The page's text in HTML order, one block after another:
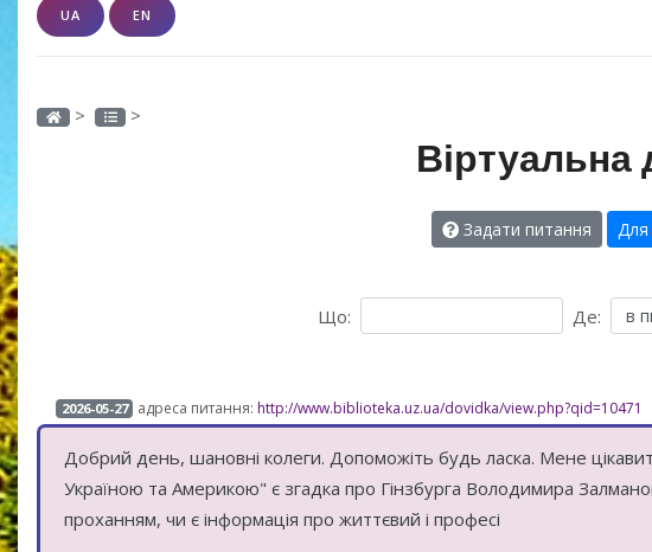
UA EN
> >
Віртуальна
Задати питання Для
Що: Де:
2026-05-27 адреса питання: http://www.biblioteka.uz.ua/dovidka/view.php?qid=10471
Добрий день, шановні колеги. Допоможіть будь ласка. Мене
Україною та Америкою" є згадка про Гінзбурга Володимира
проханням, чи є інформація про життєвий і професі